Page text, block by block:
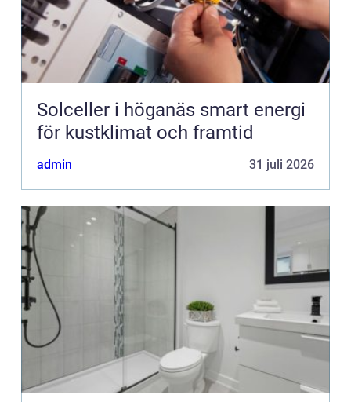
Solceller i höganäs smart energi
för kustklimat och framtid
admin 31 juli 2026